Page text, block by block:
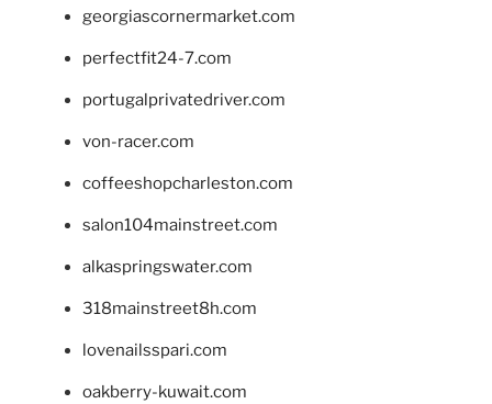
georgiascornermarket.com
perfectfit24-7.com
portugalprivatedriver.com
von-racer.com
coffeeshopcharleston.com
salon104mainstreet.com
alkaspringswater.com
318mainstreet8h.com
lovenailsspari.com
oakberry-kuwait.com